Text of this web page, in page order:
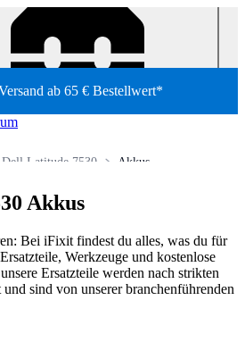
ab 65 € Bestellwert*
Akkus
Dell Latitude 7530
und Desktop PCs
Akkus
Bei iFixit findest du alles, was du für
Werkzeuge und kostenlose
Ersatzteile werden nach strikten
und sind von unserer branchenführenden